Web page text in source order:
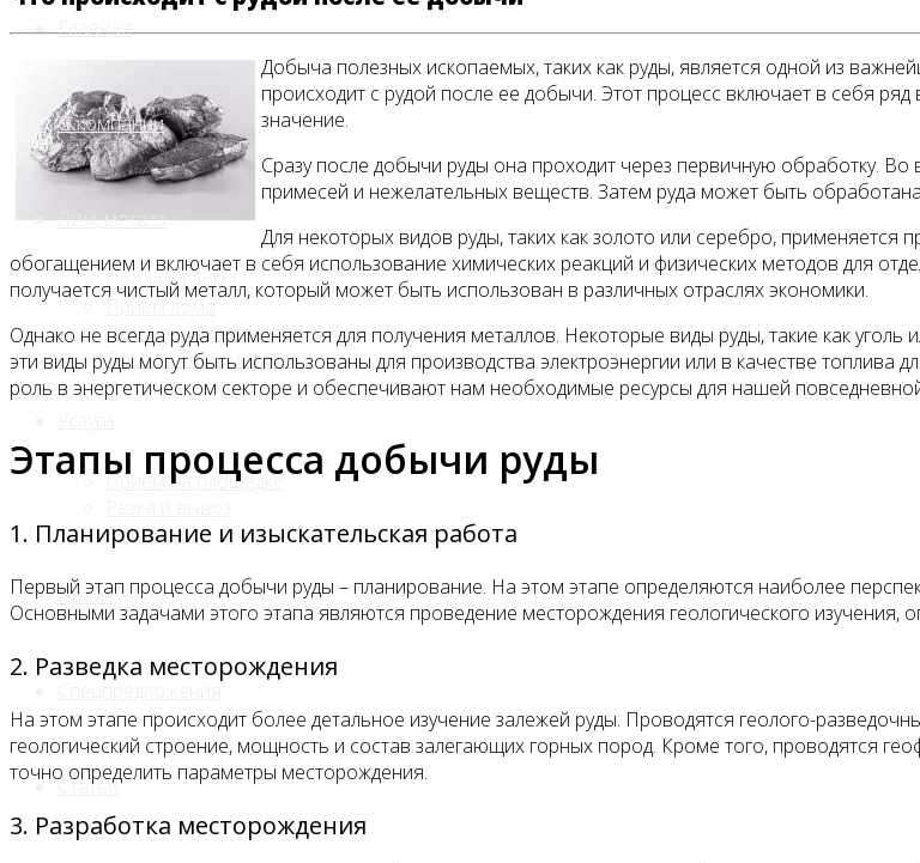
Главная
О компании
Лом, металл
Продажа лома
Лом чёрных металлов
Лом цветных металлов
Приём на площадке
Демонтаж
Прайс
Статьи
Добыча полезных ископаемых, таких как руды, является одной из
происходит с рудой после ее добычи. Этот процесс включает в себя
значение.
Сразу после добычи руды она проходит через первичную обработку.
примесей и нежелательных веществ. Затем руда может быть
Для некоторых видов руды, таких как золото или серебро, применяется
обогащением и включает в себя использование химических реакций и физических методов для
получается чистый металл, который может быть использован в различных отраслях экономики.
Однако не всегда руда применяется для получения металлов. Некоторые виды руды, такие как
эти виды руды могут быть использованы для производства электроэнергии или в качестве
роль в энергетическом секторе и обеспечивают нам необходимые ресурсы для нашей
Этапы процесса добычи руды
1. Планирование и изыскательская работа
Первый этап процесса добычи руды – планирование. На этом этапе определяются наиболее
Основными задачами этого этапа являются проведение месторождения геологического изучения,
2. Разведка месторождения
На этом этапе происходит более детальное изучение залежей руды. Проводятся геолого-
геологический строение, мощность и состав залегающих горных пород. Кроме того, проводятся
точно определить параметры месторождения.
3. Разработка месторождения